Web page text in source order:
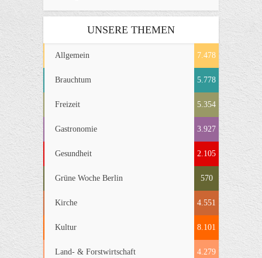
UNSERE THEMEN
Allgemein 7.478
Brauchtum 5.778
Freizeit 5.354
Gastronomie 3.927
Gesundheit 2.105
Grüne Woche Berlin 570
Kirche 4.551
Kultur 8.101
Land- & Forstwirtschaft 4.279